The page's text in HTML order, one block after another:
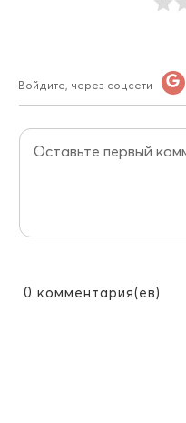
Войдите, через соцсети
0 комментария(ев)